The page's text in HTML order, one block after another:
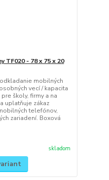
TF020 - 78 x 75 x 20
mobilných
vecí / kapacita
školy, firmy a na
uplatňuje zákaz
telefónov,
zariadení. Boxová
skladom